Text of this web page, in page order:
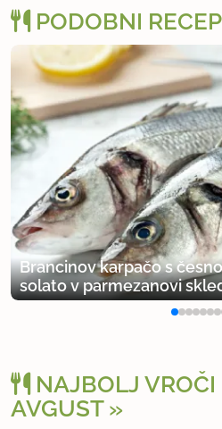
PODOBNI
Brancinov karpačo s
solato v parmezanovi
NAJBOLJ VROČI
AVGUST